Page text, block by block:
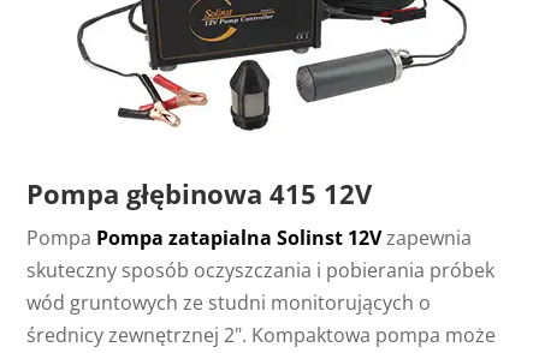
Pompa głębinowa 415 12V
Pompa Pompa zatapialna Solinst 12Vzapewnia
skuteczny sposób oczyszczania i pobierania próbek
wód gruntowych ze studni monitorujących o
średnicy zewnętrznej 2". Kompaktowa pompa może